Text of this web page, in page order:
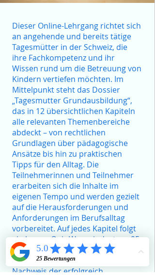
Dieser Online-Lehrgang richtet sich
an angehende und bereits tätige
Tagesmütter in der Schweiz, die
ihre Fachkompetenz und ihr
Wissen rund um die Betreuung von
Kindern vertiefen möchten. Im
Mittelpunkt steht das Dossier
„Tagesmutter Grundausbildung“,
das in 12 übersichtlichen Kapiteln
alle relevanten Themenbereiche
abdeckt – von rechtlichen
Grundlagen über pädagogische
Ansätze bis hin zu praktischen
Tipps für den Alltag. Die
Teilnehmerinnen und Teilnehmer
erarbeiten sich die Inhalte im
eigenen Tempo und werden gezielt
auf die Herausforderungen und
Anforderungen im Berufsalltag
vorbereitet. Auf jedes Kapitel folgt
ein kurzes Quiz Wer mindestens 95
% der Fragen richtig beantwortet,
erhält ein offizielles Zertifikat als
Nachweis der erfolgreich